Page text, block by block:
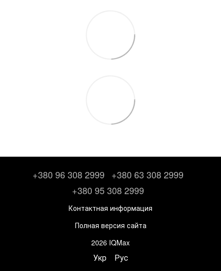
+380 96 308 2999
+380 63 308 2999
+380 95 308 2999
Контактная информация
Полная версия сайта
2026 IQMax
Укр Рус